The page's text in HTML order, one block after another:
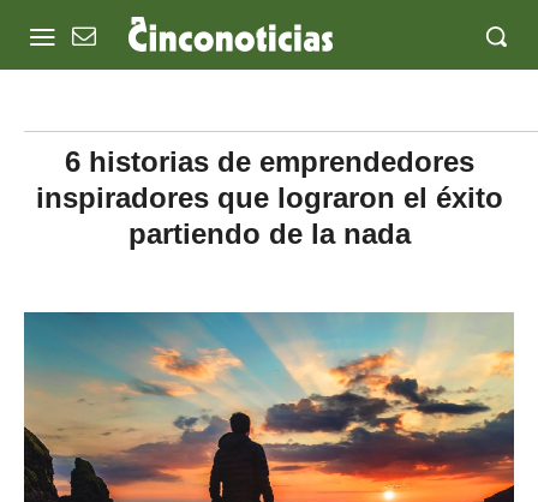
6 historias de emprendedores
inspiradores que lograron el éxito
partiendo de la nada